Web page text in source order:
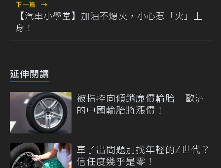
下一篇 →
【汽車小學堂】加油不熄火，小心惹「火」上
身！
延伸閱讀
被指控向傾銷廉價輪胎 歐洲
的中國輪胎將漲價！
車子出問題別找年輕的Z世代？
信任度幾乎是零！